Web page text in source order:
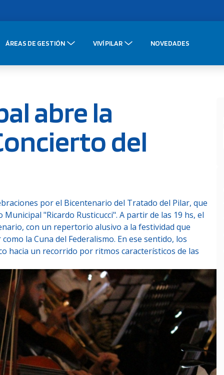
ÁREAS DE GESTIÓN VIVÍ PILAR NOVEDADES
abre la
del
por el Bicentenario del Tratado del Pilar, que
"Ricardo Rusticucci". A partir de las 19 hs, el
con un repertorio alusivo a la festividad que
la Cuna del Federalismo. En ese sentido, los
hacia un recorrido por ritmos característicos de las